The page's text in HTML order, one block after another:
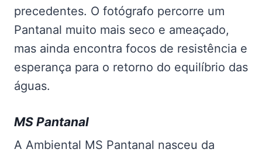
precedentes. O fotógrafo percorre um
Pantanal muito mais seco e ameaçado,
mas ainda encontra focos de resistência e
esperança para o retorno do equilíbrio das
águas.
MS Pantanal
A Ambiental MS Pantanal nasceu da